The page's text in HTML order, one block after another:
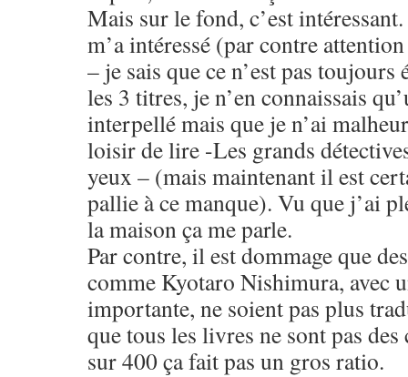
Mais sur le fond, c’est
m’a intéressé (par contre
– je sais que ce n’est pas
les 3 titres, je n’en connaissais
interpellé mais que je n’ai
loisir de lire -Les grands
yeux – (mais maintenant il est
pallie à ce manque). Vu que j’ai
la maison ça me parle.
Par contre, il est dommage que
comme Kyotaro Nishimura, avec
importante, ne soient pas plus
que tous les livres ne sont pas
sur 400 ça fait pas un gros ratio.